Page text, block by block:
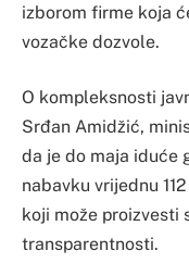
izborom firme koja
vozačke dozvole.
O kompleksnosti
Srđan Amidžić,
da je do maja iduće
nabavku vrijednu
koji može proizvesti
transparentnosti.